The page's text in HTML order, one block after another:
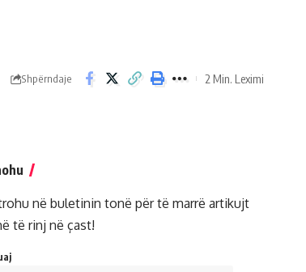
Shpërndaje 2 Min. Leximi
në buletinin tonë për të marrë artikujt
të rinj në çast!